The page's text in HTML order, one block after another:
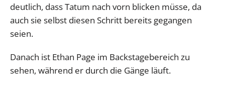
deutlich, dass Tatum nach vorn blicken müsse, da
auch sie selbst diesen Schritt bereits gegangen
seien.
Danach ist Ethan Page im Backstagebereich zu
sehen, während er durch die Gänge läuft.